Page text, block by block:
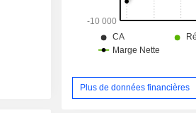
Plus de données financières